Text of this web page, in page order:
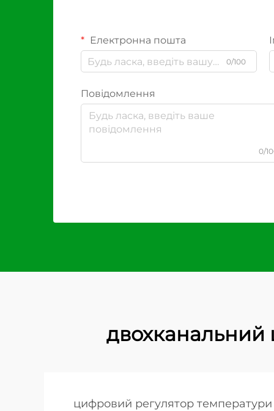
Електронна пошта
0/100
Повідомлення
0/
двохканальний
цифровий регулятор температури